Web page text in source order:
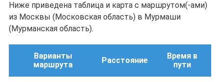
Ниже приведена таблица и карта с маршрутом(-ами)
из Москвы (Московская область) в Мурмаши
(Мурманская область).
Варианты
маршрута
Расстояние
Время в
пути